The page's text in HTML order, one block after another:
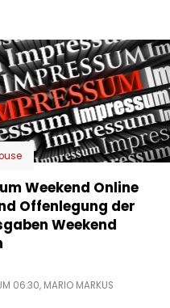
Weekend Online
Offenlegung der
Weekend
06:30, MARIO MARKUS